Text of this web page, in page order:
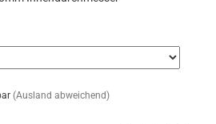
(Ausland abweichend)